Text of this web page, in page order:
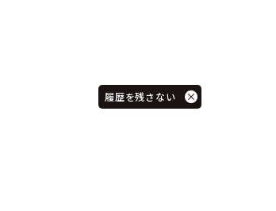
履歴を残さない